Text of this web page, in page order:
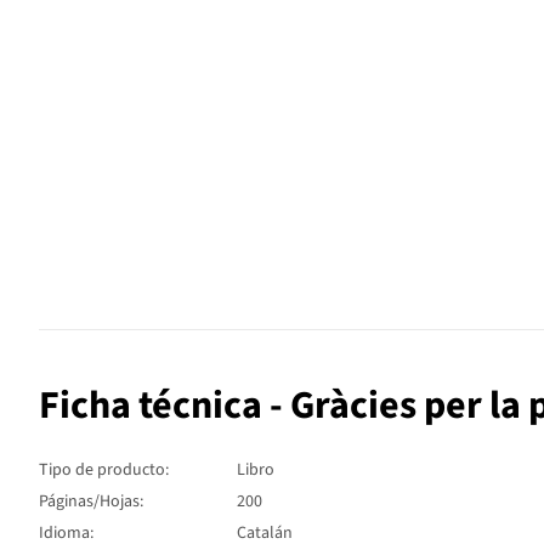
Ficha técnica - Gràcies per la
Tipo de producto:
Libro
Páginas/Hojas:
200
Idioma:
Catalán